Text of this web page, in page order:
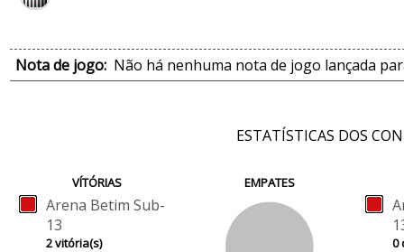
Nota de jogo: Não há nenhuma nota de jogo lançada
ESTATÍSTICAS DOS
VÍTÓRIAS
Arena Betim Sub-
13
2 vitória(s)
EMPATES
0